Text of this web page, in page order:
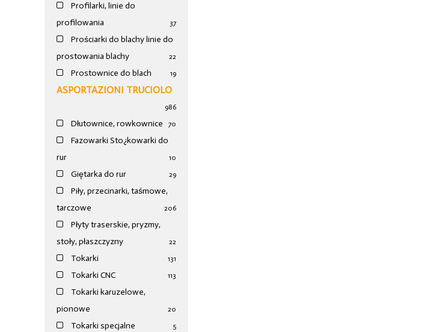
Profilarki, linie do
profilowania
37
Prościarki do blachy linie do
prostowania blachy
22
Prostownice do blach 19
ASPORTAZIONI TRUCIOLO
986
Dłutownice, rowkownice 70
Fazowarki Sto¿kowarki do
rur
10
Giętarka do rur 29
Piły, przecinarki, taśmowe,
tarczowe
206
Płyty traserskie, pryzmy,
stoły, płaszczyzny
22
Tokarki 131
Tokarki CNC 113
Tokarki karuzelowe,
pionowe
20
Tokarki specjalne 5